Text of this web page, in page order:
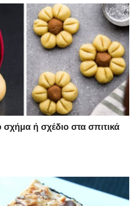
σχήμα ή σχέδιο στα σπιτικά